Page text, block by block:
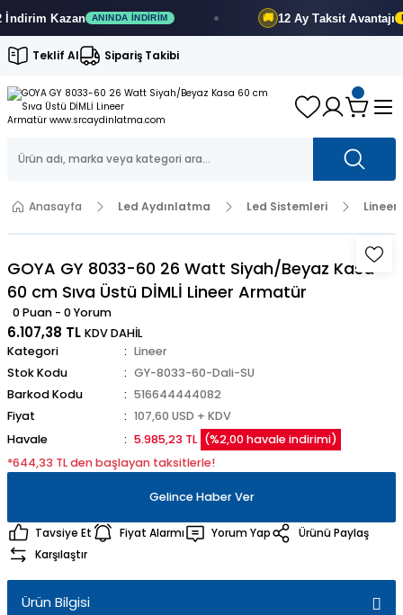
Kazan ANINDA İNDIRIM 12 Ay Taksit Avantajı
Teklif Al Sipariş Takibi
Anasayfa Led Aydınlatma Led Sistemleri Lineer
GOYA GY 8033-60 26 Watt Siyah/Beyaz Kasa
60 cm Sıva Üstü DİMLİ Lineer Armatür
0 Puan - 0 Yorum
6.107,38 TL KDV DAHİL
Kategori
Lineer
Stok Kodu
GY-8033-60-Dali-SU
Barkod Kodu
516644444082
Fiyat
107,60 USD + KDV
Havale
5.985,23 TL (%2,00 havale indirimi)
*644,33 TL den başlayan taksitlerle!
Gelince Haber Ver
Tavsiye Et Fiyat Alarmı Yorum Yap
Ürünü Paylaş
Karşılaştır
Ürün Bilgisi